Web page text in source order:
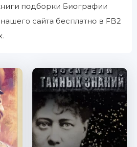
подборки Биографии
сайта бесплатно в FB2